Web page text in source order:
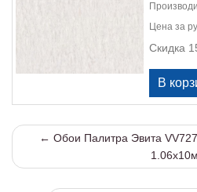
Цена за
Скидка
← Обои Палитра Эвита
1.06х10м.